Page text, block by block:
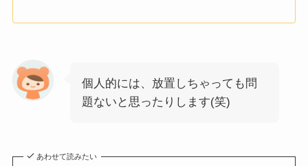
個人的には、放置しちゃっても問
題ないと思ったりします(笑)
あわせて読みたい